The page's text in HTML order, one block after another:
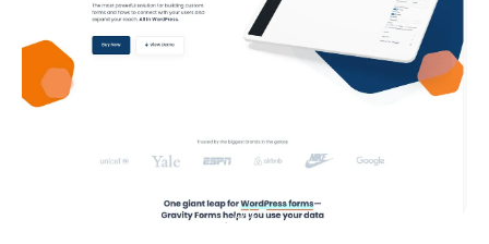
prix